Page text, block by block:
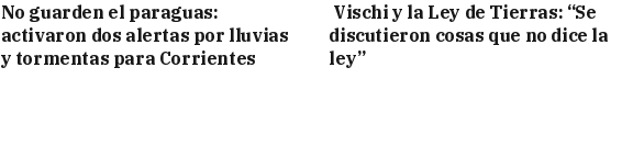
No guarden el paraguas:
activaron dos alertas por lluvias
y tormentas para Corrientes
Vischi y la Ley de Tierras: “Se
discutieron cosas que no dice la
ley”